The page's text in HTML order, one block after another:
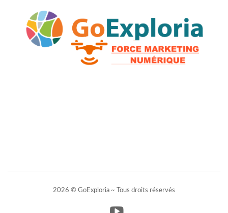
2026 © GoExploria ~ Tous droits réservés